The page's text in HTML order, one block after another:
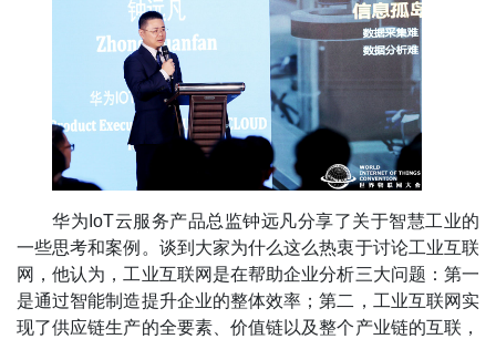
华为IoT云服务产品总监钟远凡分享了关于智慧工业的
一些思考和案例。谈到大家为什么这么热衷于讨论工业互联
网，他认为，工业互联网是在帮助企业分析三大问题：第一
是通过智能制造提升企业的整体效率；第二，工业互联网实
现了供应链生产的全要素、价值链以及整个产业链的互联，